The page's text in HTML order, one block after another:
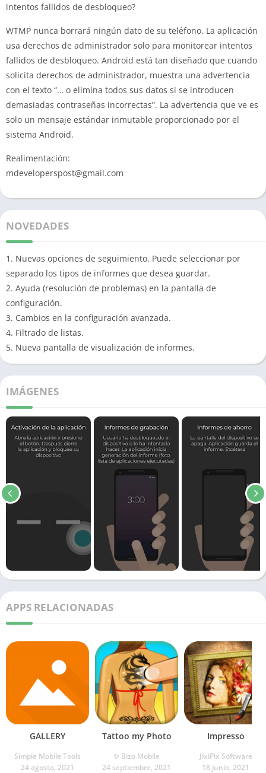
intentos fallidos de desbloqueo?
WTMP nunca borrará ningún dato de su teléfono. La aplicación
usa derechos de administrador solo para monitorear intentos
fallidos de desbloqueo. Android está tan diseñado que cuando
solicita derechos de administrador, muestra una advertencia
con el texto “… o elimina todos sus datos si se introducen
demasiadas contraseñas incorrectas”. La advertencia que ve es
solo un mensaje estándar inmutable proporcionado por el
sistema Android.
Realimentación:
mdeveloperspost@gmail.com
NOVEDADES
1. Nuevas opciones de seguimiento. Puede seleccionar por
separado los tipos de informes que desea guardar.
2. Ayuda (resolución de problemas) en la pantalla de
configuración.
3. Cambios en la configuración avanzada.
4. Filtrado de listas.
5. Nueva pantalla de visualización de informes.
IMÁGENES
APPS RELACIONADAS
GALLERY
Simple Mobile Tools
24 agosto, 2021
Tattoo my Photo
✨ Bizo Mobile
24 septiembre, 2021
Impresso
JixiPix Software
18 junio, 2021